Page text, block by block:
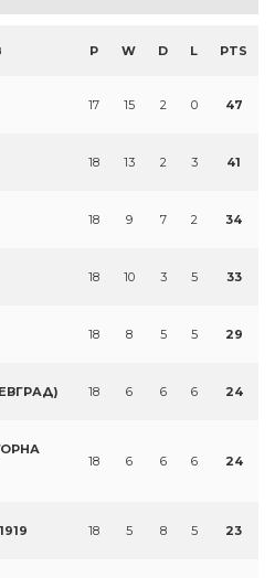
P W D L PTS
17 15 2 0 47
18 13 2 3 41
18 9 7 2 34
18 10 3 5 33
18 8 5 5 29
18 6 6 6 24
18 6 6 6 24
18 5 8 5 23